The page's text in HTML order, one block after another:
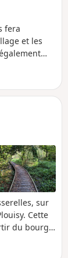
fera
et les
!) ou
de
site du
tables de
sur
Cette
du bourg